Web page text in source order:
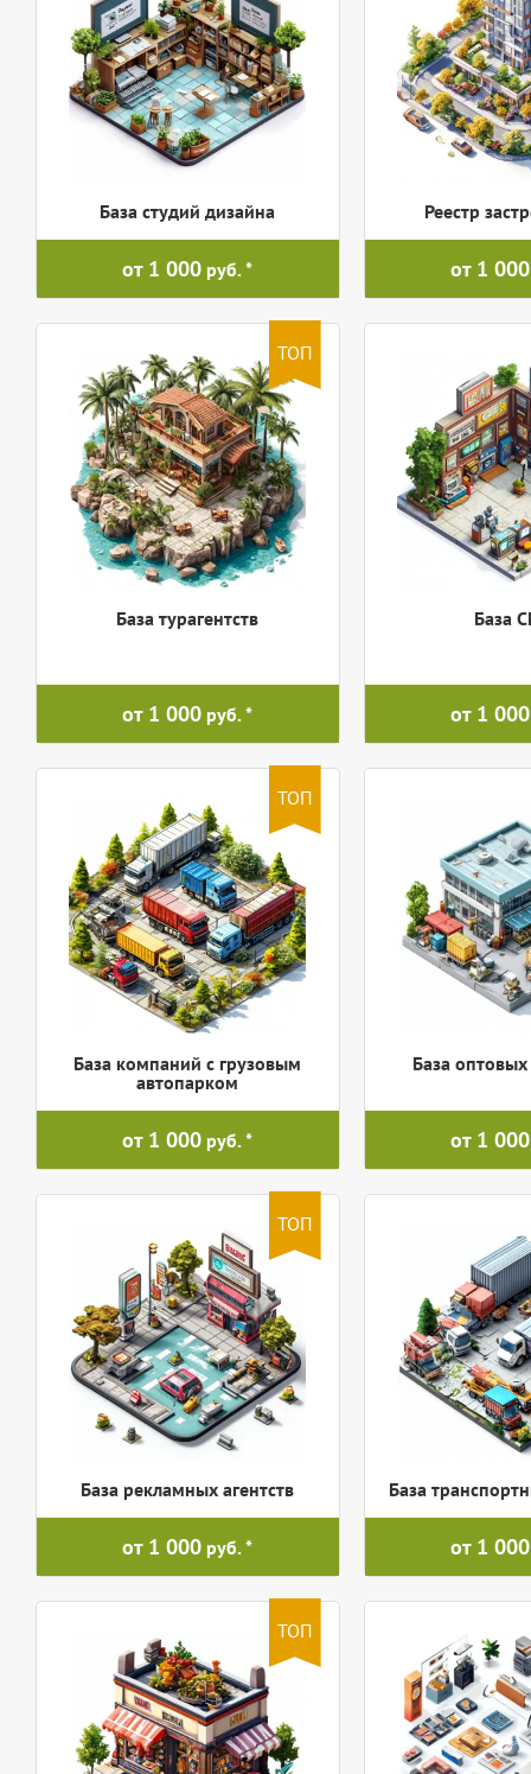
База студий дизайна
от 1 000 руб.
Реестр
от 1 000
ТОП
База турагентств
от 1 000 руб.
База
от 1 000
ТОП
База компаний с грузовым
автопарком
от 1 000 руб.
База
от 1 000
ТОП
База рекламных агентств
от 1 000 руб.
База
от 1 000
ТОП